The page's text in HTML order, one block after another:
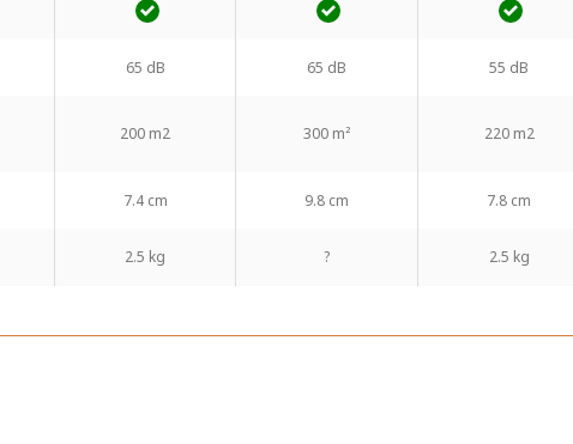
65 dB 65 dB 55 dB
200 m2 300 m² 220 m2
7.4 cm 9.8 cm 7.8 cm
2.5 kg ? 2.5 kg